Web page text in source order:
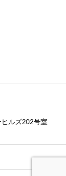
ルズ202号室